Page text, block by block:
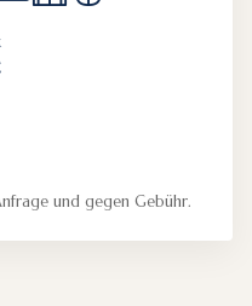
und gegen Gebühr.